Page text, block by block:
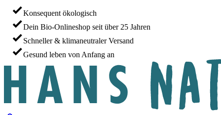
Konsequent ökologisch
Dein Bio-Onlineshop seit über 25 Jahren
Schneller & klimaneutraler Versand
Gesund leben von Anfang an